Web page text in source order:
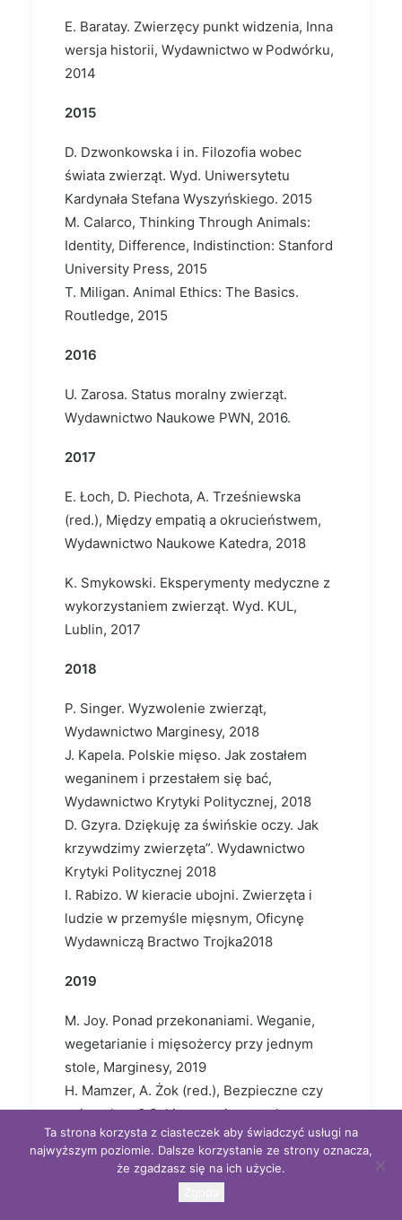
E. Baratay. Zwierzęcy punkt widzenia, Inna
wersja historii, Wydawnictwo w Podwórku,
2014
2015
D. Dzwonkowska i in. Filozofia wobec
świata zwierząt. Wyd. Uniwersytetu
Kardynała Stefana Wyszyńskiego. 2015
M. Calarco, Thinking Through Animals:
Identity, Difference, Indistinction: Stanford
University Press, 2015
T. Miligan. Animal Ethics: The Basics.
Routledge, 2015
2016
U. Zarosa. Status moralny zwierząt.
Wydawnictwo Naukowe PWN, 2016.
2017
E. Łoch, D. Piechota, A. Trześniewska
(red.), Między empatią a okrucieństwem,
Wydawnictwo Naukowe Katedra, 2018
K. Smykowski. Eksperymenty medyczne z
wykorzystaniem zwierząt. Wyd. KUL,
Lublin, 2017
2018
P. Singer. Wyzwolenie zwierząt,
Wydawnictwo Marginesy, 2018
J. Kapela. Polskie mięso. Jak zostałem
weganinem i przestałem się bać,
Wydawnictwo Krytyki Politycznej, 2018
D. Gzyra. Dziękuję za świńskie oczy. Jak
krzywdzimy zwierzęta”. Wydawnictwo
Krytyki Politycznej 2018
I. Rabizo. W kieracie ubojni. Zwierzęta i
ludzie w przemyśle mięsnym, Oficynę
Wydawniczą Bractwo Trojka2018
2019
M. Joy. Ponad przekonaniami. Weganie,
wegetarianie i mięsożercy przy jednym
stole, Marginesy, 2019
H. Mamzer, A. Żok (red.), Bezpieczne czy
zniewolone? Szkice o zwierzętach,
Oficyna Wydawnicza Epigram, 2019
Ta strona korzysta z ciasteczek aby świadczyć usługi na
najwyższym poziomie. Dalsze korzystanie ze strony oznacza,
że zgadzasz się na ich użycie.